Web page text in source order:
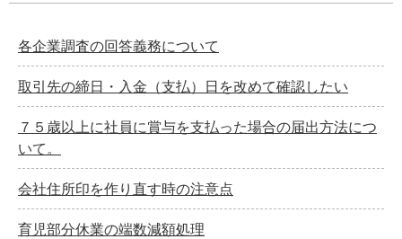
各企業調査の回答義務について
取引先の締日・入金（支払）日を改めて確認したい
７５歳以上に社員に賞与を支払った場合の届出方法につ
いて。
会社住所印を作り直す時の注意点
育児部分休業の端数減額処理